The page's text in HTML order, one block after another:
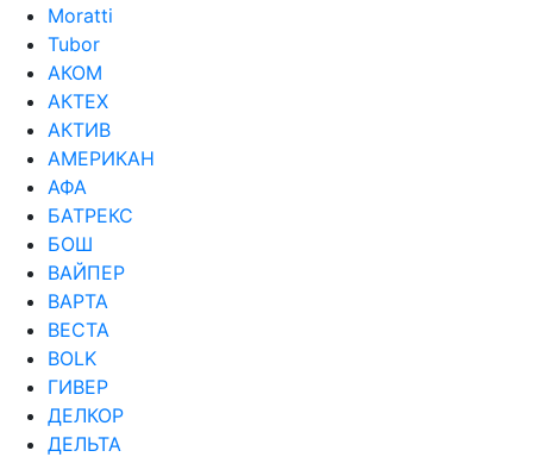
Moratti
Tubor
АКОМ
АКТЕХ
АКТИВ
АМЕРИКАН
АФА
БАТРЕКС
БОШ
ВАЙПЕР
ВАРТА
ВЕСТА
ВОLK
ГИВЕР
ДЕЛКОР
ДЕЛЬТА